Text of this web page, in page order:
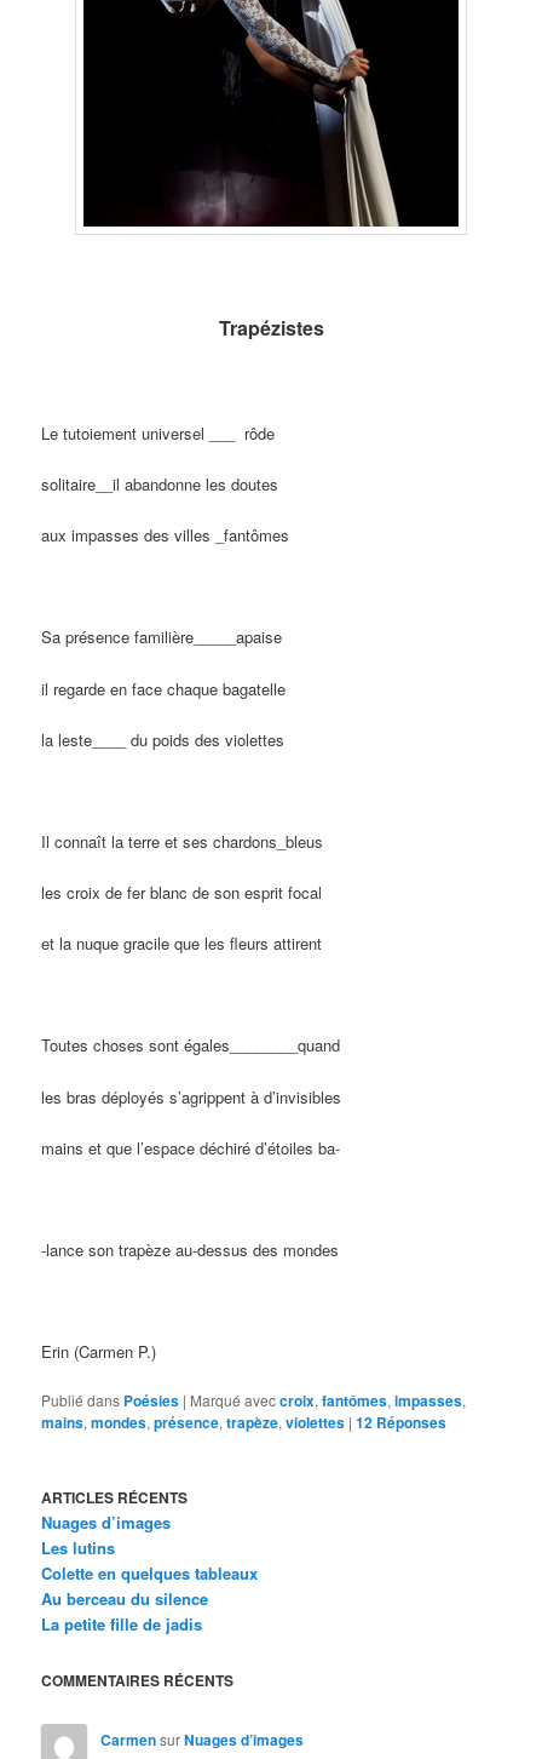
Trapézistes
Le tutoiement universel ___ rôde
solitaire__il abandonne les doutes
aux impasses des villes _fantômes
Sa présence familière_____apaise
il regarde en face chaque bagatelle
la leste____ du poids des violettes
Il connaît la terre et ses chardons_bleus
les croix de fer blanc de son esprit focal
et la nuque gracile que les fleurs attirent
Toutes choses sont égales________quand
les bras déployés s’agrippent à d’invisibles
mains et que l’espace déchiré d’étoiles ba-
-lance son trapèze au-dessus des mondes
Erin (Carmen P.)
Publié dans Poésies | Marqué aveccroix,fantômes,impasses,
mains,mondes,présence,trapèze,violettes |12 Réponses
ARTICLES RÉCENTS
Nuages d’images
Les lutins
Colette en quelques tableaux
Au berceau du silence
La petite fille de jadis
COMMENTAIRES RÉCENTS
CarmensurNuages d’images